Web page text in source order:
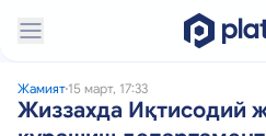
Жамият 15 март, 17:33
Жиззахда Иқтисодий